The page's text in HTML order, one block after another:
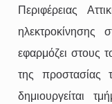
Περιφέρειας
ηλεκτροκίνησης
εφαρμόζει στους
της προστασίας
δημιουργείται